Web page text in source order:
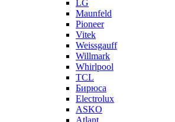
LG
Maunfeld
Pioneer
Vitek
Weissgauff
Willmark
Whirlpool
TCL
Бирюса
Electrolux
ASKO